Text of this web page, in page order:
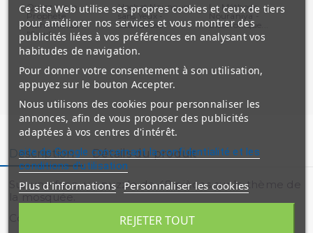
Quizz sur le
Prophète
Mohammad
"Saw"...
Hochet Nounours
sans Yeux -
Soundouss
La Méthode
Nouraniya -
Electronique...
Description Détails du produit
Sur une face, un puzzle de 48 pièces sur le thème de
la mosquée.
Convient aux enfants à partir de 3-4 an
Ce site Web utilise ses propres cookies et ceux de tiers
pour améliorer nos services et vous montrer des
publicités liées à vos préférences en analysant vos
habitudes de navigation.
Pour donner votre consentement à son utilisation,
appuyez sur le bouton Accepter.
Nous utilisons des cookies pour personnaliser les
annonces, afin de vous proposer des publicités
adaptées à vos centres d'intérêt.
site de Google concernant la confidentialité et les
conditions d'utilisation
Plus d'informations Personnaliser les cookies
REJETER TOUT